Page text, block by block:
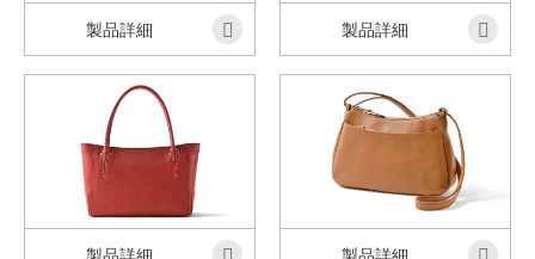
製品詳細 製品詳細
製品詳細 製品詳細